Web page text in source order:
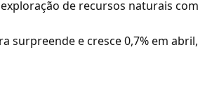
de recursos naturais com
surpreende e cresce 0,7% em abril,